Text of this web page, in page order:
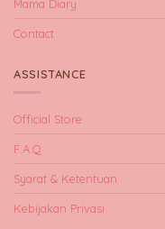
Mama Diary
Contact
ASSISTANCE
Official Store
F.A.Q
Syarat & Ketentuan
Kebijakan Privasi